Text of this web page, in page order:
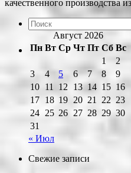
качественного производства
Август 2026
Пн Вт Ср Чт Пт Сб Вс
1
2
3
4 5 6 7 8
9
10 11 12 13 14 15 16
17 18 19 20 21 22 23
24 25 26 27 28 29 30
31
« Июл
Свежие записи